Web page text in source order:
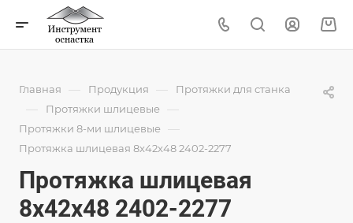
Главная — Продукция — Протяжки для станка
— Протяжки шлицевые —
Протяжки 8-ми шлицевые —
Протяжка шлицевая 8x42x48 2402-2277
Протяжка шлицевая
8x42x48 2402-2277